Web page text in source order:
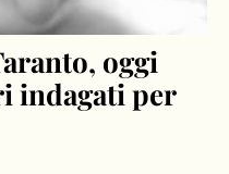
oggi
indagati per